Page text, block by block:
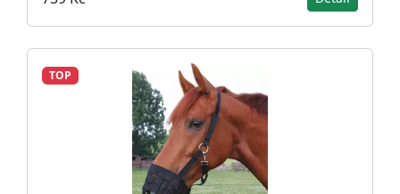
TOP